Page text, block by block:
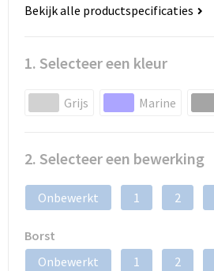
Bekijk alle productspecificaties
1. Selecteer een kleur
Grijs Marine
2. Selecteer een bewerking
Onbewerkt 1 2
Borst
Onbewerkt
1 2